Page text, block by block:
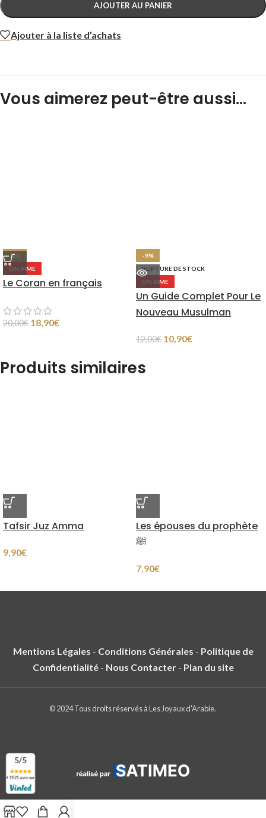
AJOUTER AU PANIER
Ajouter à la liste d’achats
Vous aimerez peut-être aussi…
-6%
ON AIME
Le Coran en français
20,00€ 18,90€
-9%
RUPTURE DE STOCK
ON AIME
Un Guide Complet Pour Le
Nouveau Musulman
12,00€ 10,90€
Produits similaires
Tafsir Juz Amma
9,90€
Les épouses du prophète
ﷺ
7,90€
Mentions Légales - Conditions Générales - Politique de
Confidentialité- Nous Contacter- Plan du site
© 2024 Tous droits réservés à Les Joyaux d'Arabie.
5/5
+ 1921 avis sur